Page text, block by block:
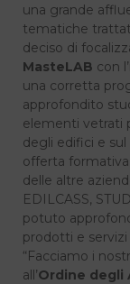
una grande
tematiche
deciso di
MasteLAB con
una corretta
approfondito
elementi vetrati
degli edifici e
offerta
delle altre
EDILCASS,
potuto
prodotti e servizi
“Facciamo i
all’Ordine